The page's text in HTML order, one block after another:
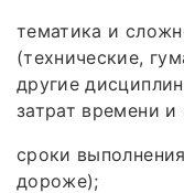
тематика и
(технические,
другие
затрат времени и
сроки
дороже);